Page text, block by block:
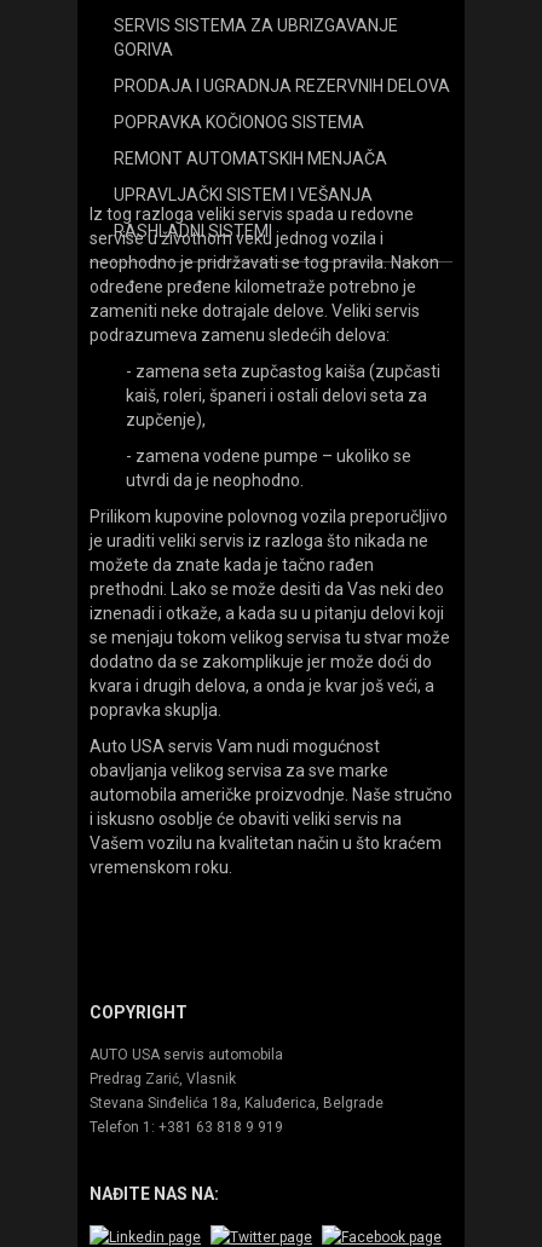
SERVIS SISTEMA ZA UBRIZGAVANJE
GORIVA
PRODAJA I UGRADNJA REZERVNIH DELOVA
POPRAVKA KOČIONOG SISTEMA
REMONT AUTOMATSKIH MENJAČA
UPRAVLJAČKI SISTEM I VEŠANJA
RASHLADNI SISTEMI
Iz tog razloga veliki servis spada u redovne
servise u životnom veku jednog vozila i
neophodno je pridržavati se tog pravila. Nakon
određene pređene kilometraže potrebno je
zameniti neke dotrajale delove. Veliki servis
podrazumeva zamenu sledećih delova:
- zamena seta zupčastog kaiša (zupčasti
kaiš, roleri, španeri i ostali delovi seta za
zupčenje),
- zamena vodene pumpe – ukoliko se
utvrdi da je neophodno.
Prilikom kupovine polovnog vozila preporučljivo
je uraditi veliki servis iz razloga što nikada ne
možete da znate kada je tačno rađen
prethodni. Lako se može desiti da Vas neki deo
iznenadi i otkaže, a kada su u pitanju delovi koji
se menjaju tokom velikog servisa tu stvar može
dodatno da se zakomplikuje jer može doći do
kvara i drugih delova, a onda je kvar još veći, a
popravka skuplja.
Auto USA servis Vam nudi mogućnost
obavljanja velikog servisa za sve marke
automobila američke proizvodnje. Naše stručno
i iskusno osoblje će obaviti veliki servis na
Vašem vozilu na kvalitetan način u što kraćem
vremenskom roku.
COPYRIGHT
AUTO USA servis automobila
Predrag Zarić, Vlasnik
Stevana Sinđelića 18a, Kaluđerica, Belgrade
Telefon 1: +381 63 818 9 919
NAĐITE NAS NA: